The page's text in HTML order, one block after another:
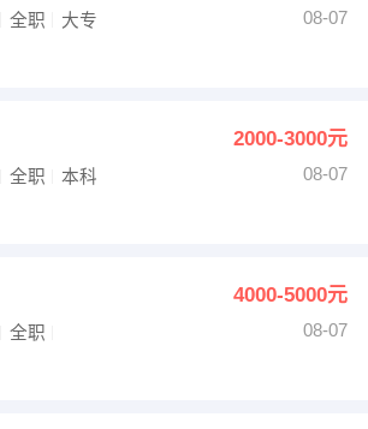
全职 大专
08-07
2000-3000元
全职 本科
08-07
4000-5000元
全职
08-07